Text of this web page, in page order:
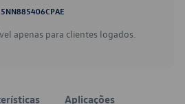
5NN885406CPAE
apenas para clientes logados.
Aplicações